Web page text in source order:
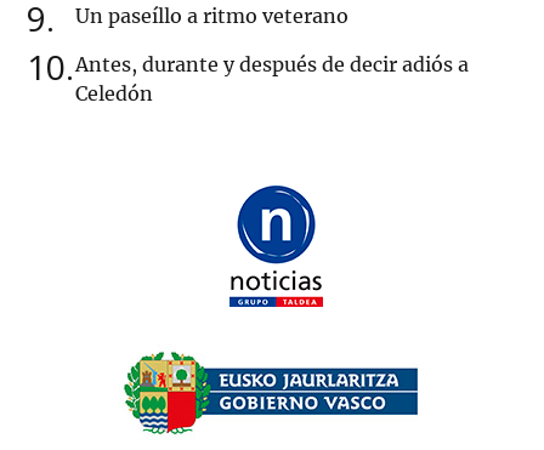
9 Un paseíllo a ritmo veterano
10 Antes, durante y después de decir adiós a
Celedón